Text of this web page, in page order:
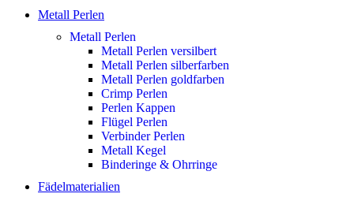
Metall Perlen
Metall Perlen
Metall Perlen versilbert
Metall Perlen silberfarben
Metall Perlen goldfarben
Crimp Perlen
Perlen Kappen
Flügel Perlen
Verbinder Perlen
Metall Kegel
Binderinge & Ohrringe
Fädelmaterialien